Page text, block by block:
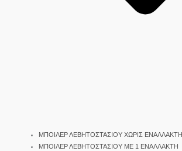
ΜΠΟΙΛΕΡ ΛΕΒΗΤΟΣΤΑΣΙΟΥ ΧΩΡΙΣ ΕΝΑΛΛΑΚΤΗ
ΜΠΟΙΛΕΡ ΛΕΒΗΤΟΣΤΑΣΙΟΥ ΜΕ 1 ΕΝΑΛΛΑΚΤΗ